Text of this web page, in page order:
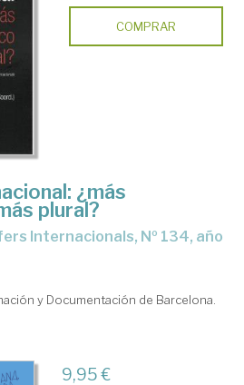
COMPRAR
¿más
plural?
y Documentación de Barcelona.
9,95 €